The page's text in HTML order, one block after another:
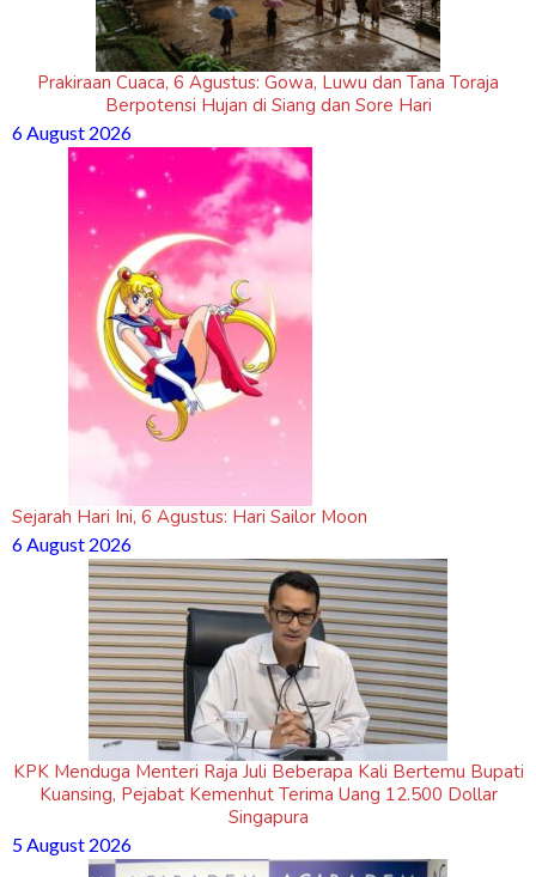
Prakiraan Cuaca, 6 Agustus: Gowa, Luwu dan Tana Toraja
Berpotensi Hujan di Siang dan Sore Hari
6 August 2026
Sejarah Hari Ini, 6 Agustus: Hari Sailor Moon
6 August 2026
KPK Menduga Menteri Raja Juli Beberapa Kali Bertemu Bupati
Kuansing, Pejabat Kemenhut Terima Uang 12.500 Dollar
Singapura
5 August 2026